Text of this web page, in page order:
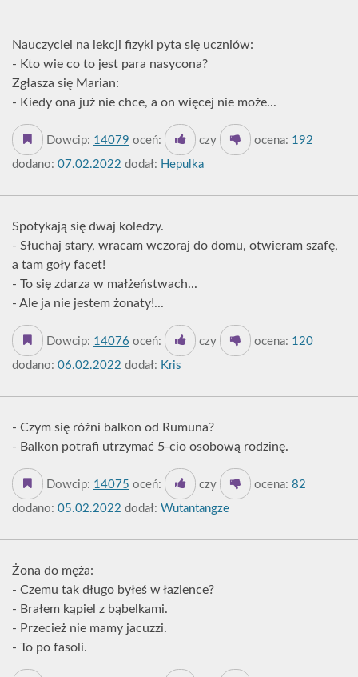
Nauczyciel na lekcji fizyki pyta się uczniów:
- Kto wie co to jest para nasycona?
Zgłasza się Marian:
- Kiedy ona już nie chce, a on więcej nie może...
Dowcip: 14079 oceń: czy ocena: 192
dodano: 07.02.2022 dodał: Hepulka
Spotykają się dwaj koledzy.
- Słuchaj stary, wracam wczoraj do domu, otwieram szafę,
a tam goły facet!
- To się zdarza w małżeństwach...
- Ale ja nie jestem żonaty!...
Dowcip: 14076 oceń: czy ocena: 120
dodano: 06.02.2022 dodał: Kris
- Czym się różni balkon od Rumuna?
- Balkon potrafi utrzymać 5-cio osobową rodzinę.
Dowcip: 14075 oceń: czy ocena: 82
dodano: 05.02.2022 dodał: Wutantangze
Żona do męża:
- Czemu tak długo byłeś w łazience?
- Brałem kąpiel z bąbelkami.
- Przecież nie mamy jacuzzi.
- To po fasoli.